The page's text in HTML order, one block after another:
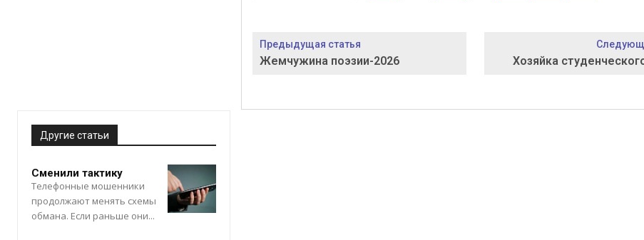
Предыдущая статья
Жемчужина поэзии-2026 Хозяйка
Другие статьи
Сменили тактику
Телефонные мошенники
продолжают менять схемы
обмана. Если раньше они...